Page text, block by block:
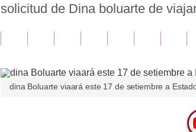
solicitud de Dina boluarte de
dina Boluarte viaará este 17 de setiembre a